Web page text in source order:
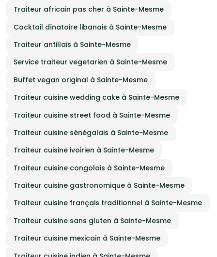
Traiteur africain pas cher à Sainte-Mesme
Cocktail dînatoire libanais à Sainte-Mesme
Traiteur antillais à Sainte-Mesme
Service traiteur vegetarien à Sainte-Mesme
Buffet vegan original à Sainte-Mesme
Traiteur cuisine wedding cake à Sainte-Mesme
Traiteur cuisine street food à Sainte-Mesme
Traiteur cuisine sénégalais à Sainte-Mesme
Traiteur cuisine ivoirien à Sainte-Mesme
Traiteur cuisine congolais à Sainte-Mesme
Traiteur cuisine gastronomique à Sainte-Mesme
Traiteur cuisine français traditionnel à Sainte-Mesme
Traiteur cuisine sans gluten à Sainte-Mesme
Traiteur cuisine mexicain à Sainte-Mesme